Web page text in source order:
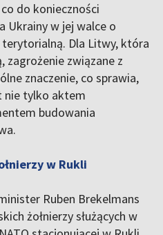
do konieczności
Ukrainy w jej walce o
Dla Litwy, która
zagrożenie związane z
znaczenie, co sprawia,
nie tylko aktem
budowania
w Rukli
Ruben Brekelmans
żołnierzy służących w